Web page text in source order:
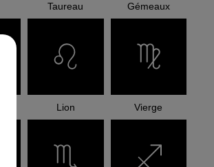
Taureau Gémeaux
Lion Vierge